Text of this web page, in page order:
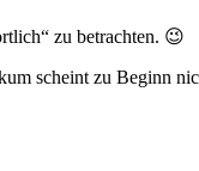
zu betrachten. 😉
scheint zu Beginn